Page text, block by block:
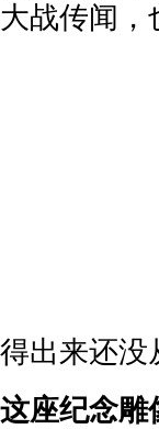
大战传闻，
得出来还没
这座纪念雕